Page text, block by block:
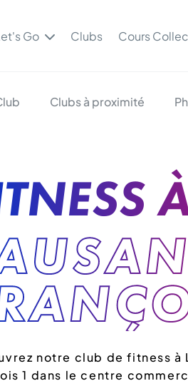
Go Clubs Cours
Clubs à proximité
notre club de fitness à
1 dans le centre